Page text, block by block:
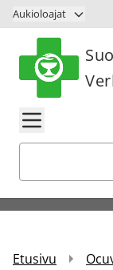
Siirry sisältöön
Aukioloajat
Etusivu